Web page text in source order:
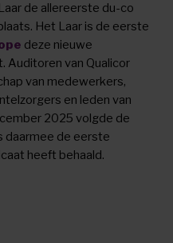
de allereerste du-co
Het Laar is de eerste
deze nieuwe
Auditoren van Qualicor
van medewerkers,
en leden van
2025 volgde de
daarmee de eerste
heeft behaald.